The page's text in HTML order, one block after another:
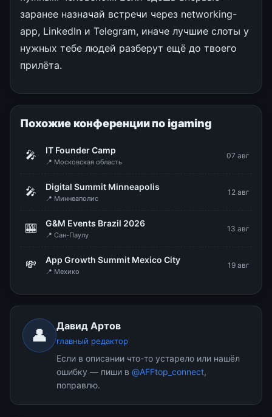
заранее назначай встречи через networking-
app, LinkedIn и Telegram, иначе лучшие слоты у
нужных тебе людей разберут ещё до твоего
прилёта.
Похожие конференции по igaming
🎤 IT Founder Camp
📍 Московская область
07 авг
🎤 Digital Summit Minneapolis
📍 Миннеаполис
12 авг
🎰 G&M Events Brazil 2026
📍 Сан-Паулу
13 авг
💸 App Growth Summit Mexico City
📍 Мехико
19 авг
👤 Давид Артов
главный редактор
Если в описании что-то устарело или нашёл
ошибку — пиши в @AFFtop_connect,
поправлю.